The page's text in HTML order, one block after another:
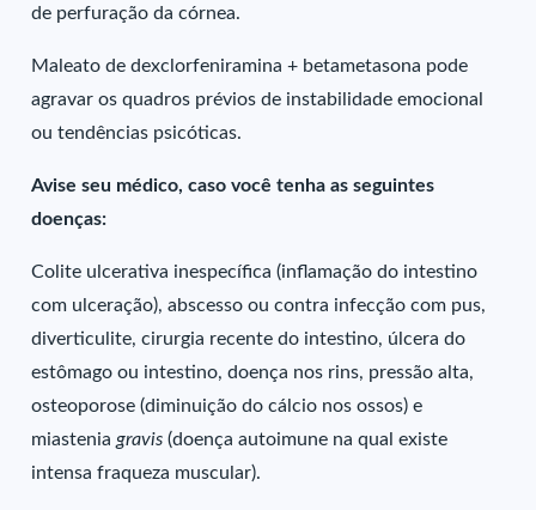
de perfuração da córnea.
Maleato de dexclorfeniramina + betametasona pode
agravar os quadros prévios de instabilidade emocional
ou tendências psicóticas.
Avise seu médico, caso você tenha as seguintes
doenças:
Colite ulcerativa inespecífica (inflamação do intestino
com ulceração), abscesso ou contra infecção com pus,
diverticulite, cirurgia recente do intestino, úlcera do
estômago ou intestino, doença nos rins, pressão alta,
osteoporose (diminuição do cálcio nos ossos) e
miastenia gravis(doença autoimune na qual existe
intensa fraqueza muscular).